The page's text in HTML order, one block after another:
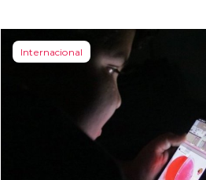
Internacional